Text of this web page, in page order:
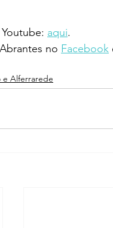
aqui.
no Facebook
e Alferrarede